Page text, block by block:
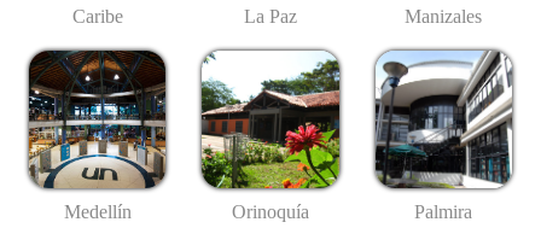
Caribe La Paz Manizales
Medellín Orinoquía Palmira